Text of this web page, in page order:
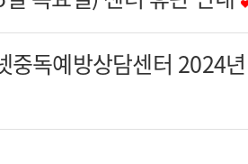
중독예방상담센터 2024